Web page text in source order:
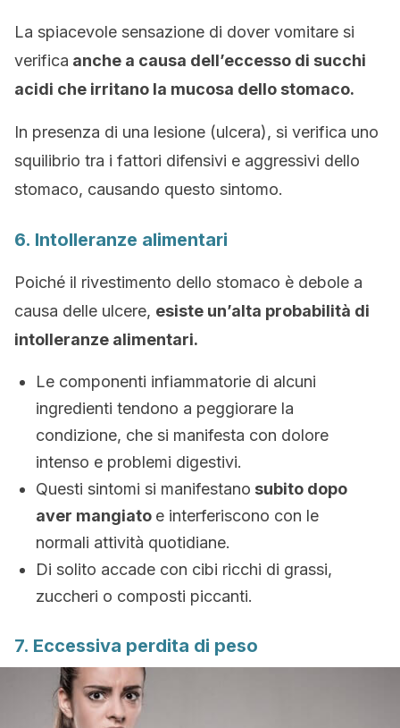
La spiacevole sensazione di dover vomitare si
verifica anche a causa dell’eccesso di succhi
acidi che irritano la mucosa dello stomaco.
In presenza di una lesione (ulcera), si verifica uno
squilibrio tra i fattori difensivi e aggressivi dello
stomaco, causando questo sintomo.
6. Intolleranze alimentari
Poiché il rivestimento dello stomaco è debole a
causa delle ulcere, esiste un’alta probabilità di
intolleranze alimentari.
Le componenti infiammatorie di alcuni
ingredienti tendono a peggiorare la
condizione, che si manifesta con dolore
intenso e problemi digestivi.
Questi sintomi si manifestano subito dopo
aver mangiato e interferiscono con le
normali attività quotidiane.
Di solito accade con cibi ricchi di grassi,
zuccheri o composti piccanti.
7. Eccessiva perdita di peso